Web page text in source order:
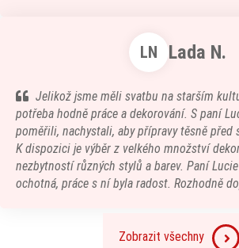
LN Lada N.
Jelikož jsme měli svatbu na starším
potřeba hodně práce a dekorování. S paní
poměřili, nachystali, aby přípravy těsně před
K dispozici je výběr z velkého množství
nezbytností různých stylů a barev. Paní
ochotná, práce s ní byla radost. Rozhodně
Zobrazit všechny